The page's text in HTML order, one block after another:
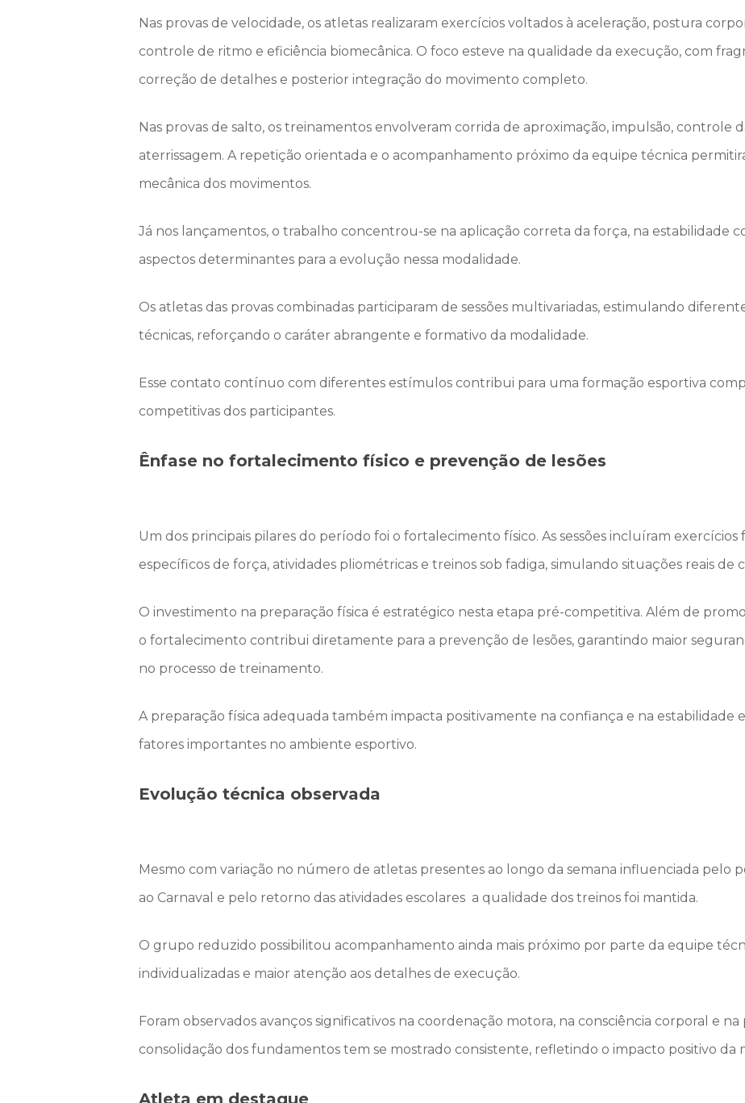
Nas provas de velocidade, os atletas realizaram exercícios voltados à aceleração, postura
controle de ritmo e eficiência biomecânica. O foco esteve na qualidade da execução, com
correção de detalhes e posterior integração do movimento completo.
Nas provas de salto, os treinamentos envolveram corrida de aproximação, impulsão, controle
aterrissagem. A repetição orientada e o acompanhamento próximo da equipe técnica
mecânica dos movimentos.
Já nos lançamentos, o trabalho concentrou-se na aplicação correta da força, na estabilidade
aspectos determinantes para a evolução nessa modalidade.
Os atletas das provas combinadas participaram de sessões multivariadas, estimulando
técnicas, reforçando o caráter abrangente e formativo da modalidade.
Esse contato contínuo com diferentes estímulos contribui para uma formação esportiva
competitivas dos participantes.
Ênfase no fortalecimento físico e prevenção de lesões
Um dos principais pilares do período foi o fortalecimento físico. As sessões incluíram exercícios
específicos de força, atividades pliométricas e treinos sob fadiga, simulando situações reais de
O investimento na preparação física é estratégico nesta etapa pré-competitiva. Além de
o fortalecimento contribui diretamente para a prevenção de lesões, garantindo maior
no processo de treinamento.
A preparação física adequada também impacta positivamente na confiança e na estabilidade
fatores importantes no ambiente esportivo.
Evolução técnica observada
Mesmo com variação no número de atletas presentes ao longo da semana influenciada pelo
ao Carnaval e pelo retorno das atividades escolares a qualidade dos treinos foi mantida.
O grupo reduzido possibilitou acompanhamento ainda mais próximo por parte da equipe
individualizadas e maior atenção aos detalhes de execução.
Foram observados avanços significativos na coordenação motora, na consciência corporal e
consolidação dos fundamentos tem se mostrado consistente, refletindo o impacto positivo da
Atleta em destaque